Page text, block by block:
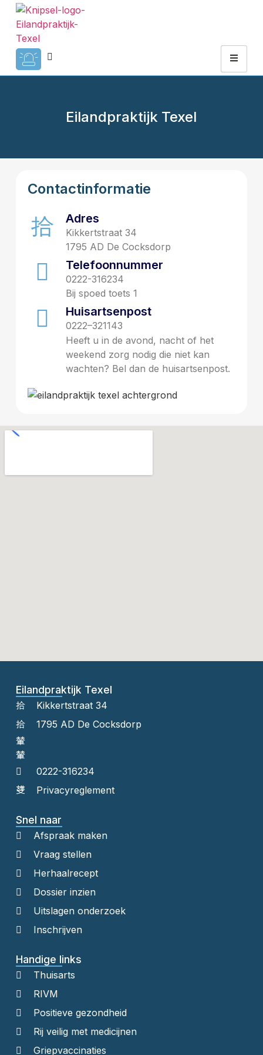
Eilandpraktijk Texel
Contactinformatie
Adres
Kikkertstraat 34
1795 AD De Cocksdorp
Telefoonnummer
0222-316234
Bij spoed toets 1
Huisartsenpost
0222–321143
Heeft u in de avond, nacht of het
weekend zorg nodig die niet kan
wachten? Bel dan de huisartsenpost.
Eilandpraktijk Texel
Kikkertstraat 34
1795 AD De Cocksdorp
0222-316234
Privacyreglement
Snel naar
Afspraak maken
Vraag stellen
Herhaalrecept
Dossier inzien
Uitslagen onderzoek
Inschrijven
Handige links
Thuisarts
RIVM
Positieve gezondheid
Rij veilig met medicijnen
Griepvaccinaties